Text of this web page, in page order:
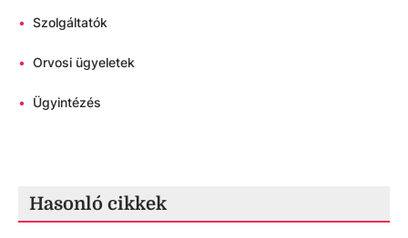
• Szolgáltatók
• Orvosi ügyeletek
• Ügyintézés
Hasonló cikkek